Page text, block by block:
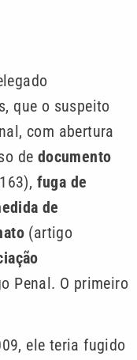
que o suspeito
com abertura
de documento
fuga de
de
(artigo
Penal. O primeiro
ele teria fugido